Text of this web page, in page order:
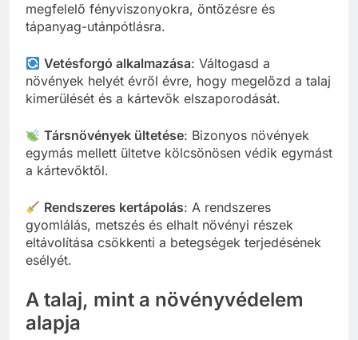
megfelelő fényviszonyokra, öntözésre és
tápanyag-utánpótlásra.
Vetésforgó alkalmazása: Váltogasd a
növények helyét évről évre, hogy megelőzd a talaj
kimerülését és a kártevők elszaporodását.
Társnövények ültetése: Bizonyos növények
egymás mellett ültetve kölcsönösen védik egymást
a kártevőktől.
Rendszeres kertápolás: A rendszeres
gyomlálás, metszés és elhalt növényi részek
eltávolítása csökkenti a betegségek terjedésének
esélyét.
A talaj, mint a növényvédelem
alapja